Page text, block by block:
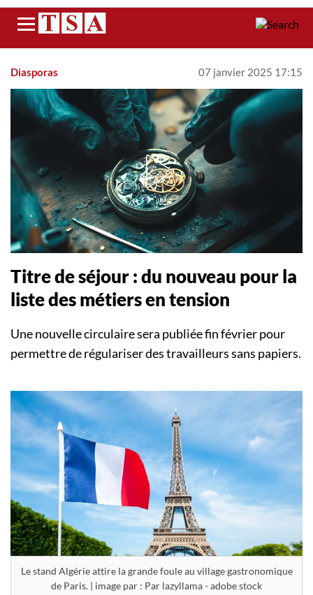
Menu
Diasporas 07 janvier 2025 17:15
Titre de séjour : du nouveau pour la
liste des métiers en tension
Une nouvelle circulaire sera publiée fin février pour
permettre de régulariser des travailleurs sans papiers.
Le stand Algérie attire la grande foule au village gastronomique
de Paris. | image par : Par lazyllama - adobe stock